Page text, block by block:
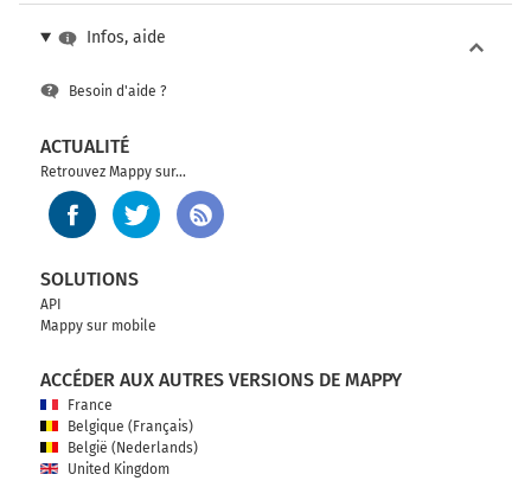
Infos, aide
Besoin d'aide ?
ACTUALITÉ
Retrouvez Mappy sur...
SOLUTIONS
API
Mappy sur mobile
ACCÉDER AUX AUTRES VERSIONS DE MAPPY
France
Belgique (Français)
België (Nederlands)
United Kingdom